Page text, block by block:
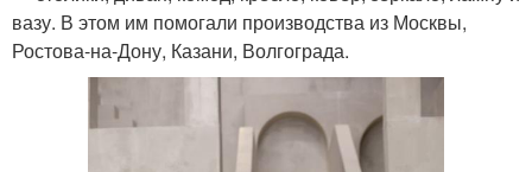
вазу. В этом им помогали производства из Москвы,
Ростова-на-Дону, Казани, Волгограда.